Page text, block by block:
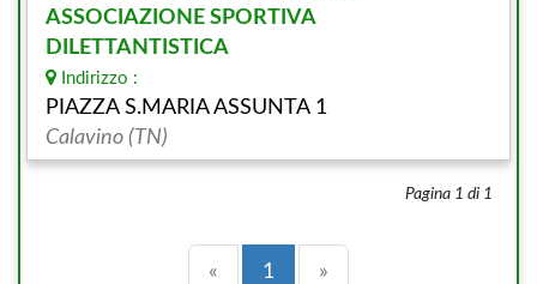
ASSOCIAZIONE SPORTIVA
DILETTANTISTICA
Indirizzo :
PIAZZA S.MARIA ASSUNTA 1
Calavino (TN)
Pagina 1 di 1
« Precedente
1 (current)
»